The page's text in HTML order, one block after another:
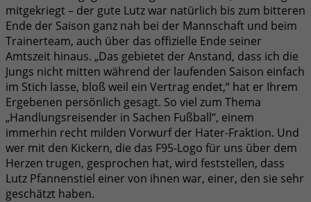
mitgekriegt – der gute Lutz war natürlich bis zum bitteren
Ende der Saison ganz nah bei der Mannschaft und beim
Trainerteam, auch über das offizielle Ende seiner
Amtszeit hinaus. „Das gebietet der Anstand, dass ich die
Jungs nicht mitten während der laufenden Saison einfach
im Stich lasse, bloß weil ein Vertrag endet,“ hat er Ihrem
Ergebenen persönlich gesagt. So viel zum Thema
„Handlungsreisender in Sachen Fußball“, einem
immerhin recht milden Vorwurf der Hater-Fraktion. Und
wer mit den Kickern, die das F95-Logo für uns über dem
Herzen trugen, gesprochen hat, wird feststellen, dass
Lutz Pfannenstiel einer von ihnen war, einer, den sie sehr
geschätzt haben.